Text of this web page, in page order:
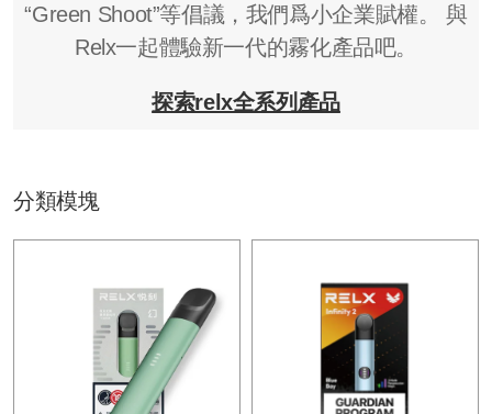
“Green Shoot”等倡議，我們爲小企業賦權。 與
Relx一起體驗新一代的霧化產品吧。
探索relx全系列產品
分類模塊